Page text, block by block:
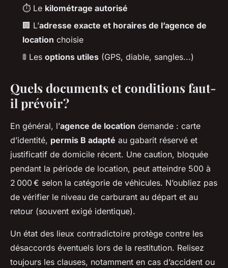
⏱️ Le kilométrage autorisé
🏢 L’adresse exacte et horaires de l’agence de
location choisie
🚦 Les options utiles (GPS, diable, sangles...)
Quels documents et conditions faut-
il prévoir ?
En général, l’agence de location demande : carte
d’identité, permis B adapté au gabarit réservé et
justificatif de domicile récent. Une caution, bloquée
pendant la période de location, peut atteindre 500 à
2 000 € selon la catégorie de véhicules. N’oubliez pas
de vérifier le niveau de carburant au départ et au
retour (souvent exigé identique).
Un état des lieux contradictoire protège contre les
désaccords éventuels lors de la restitution. Relisez
toujours les clauses, notamment en cas d’accident ou